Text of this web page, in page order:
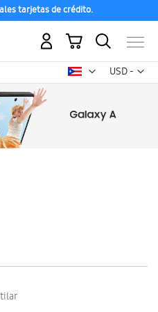
tarjetas de crédito.
USD -
dólar
Mi carrito